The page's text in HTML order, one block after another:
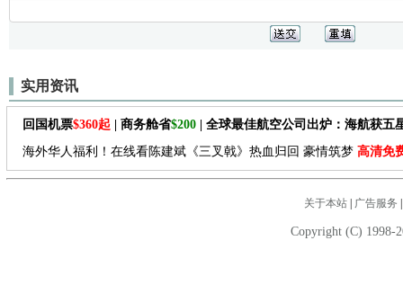
实用资讯
回国机票$360起 | 商务舱省$200 | 全球最佳航空公司出炉：海航获五
海外华人福利！在线看陈建斌《三叉戟》热血归回 豪情筑梦 高清免
关于本站| 广告服务
Copyright (C) 1998-